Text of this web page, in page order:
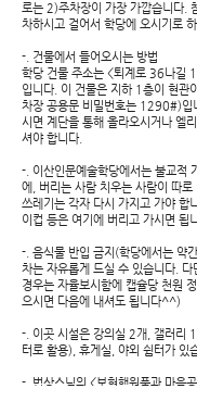
로는 2)주차장이 가장 가깝습니다.
차하시고 걸어서 학당에 오시기로
-. 건물에서 들어오시는 방법
학당 건물 주소는 <퇴계로 36나길
입니다. 이 건물은 지하 1층이 현관
차장 공용문 비밀번호는 1290#)입
시면 계단을 통해 올라오시거나 엘
셔야 합니다.
-. 이산인문예술학당에서는 불교적
에, 버리는 사람 치우는 사람이 따
쓰레기는 각자 다시 가지고 가야 합
이컵 등은 여기에 버리고 가시면 됩
-. 음식물 반입 금지(학당에서는 약
차는 자유롭게 드실 수 있습니다. 다
경우는 자율보시함에 캡슐당 천원
으시면 다음에 내셔도 됩니다^^)
-. 이곳 시설은 강의실 2개, 갤러리 1
터로 활용), 휴게실, 야외 쉼터가 있
-. 법상스님의 <보현행원품과 마음